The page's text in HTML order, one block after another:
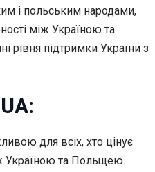
і польським народами,
між Україною та
підтримки України з
для всіх, хто цінує
Україною та Польщею.